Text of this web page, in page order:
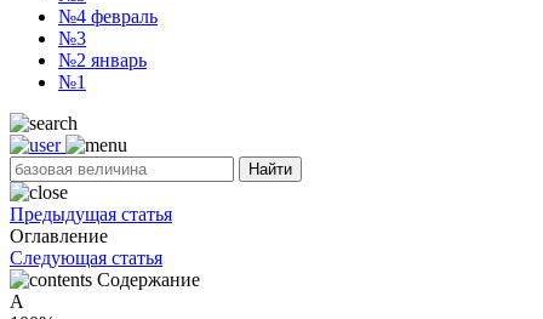
№4 февраль
№3
№2 январь
№1
Найти
Предыдущая статья
Оглавление
Следующая статья
Содержание
A